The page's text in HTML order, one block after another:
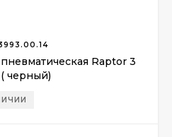
Raptor 3
черный)